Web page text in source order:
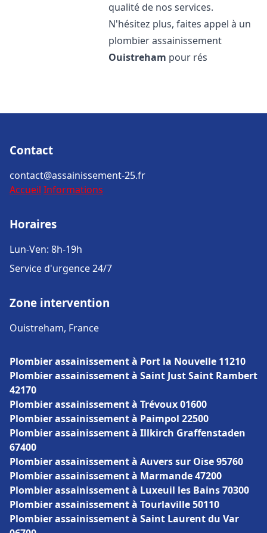
qualité de nos services.
N'hésitez plus, faites appel à un
plombier assainissement
Ouistreham pour rés
Contact
contact@assainissement-25.fr
Accueil Informations
Horaires
Lun-Ven: 8h-19h
Service d'urgence 24/7
Zone intervention
Ouistreham, France
Plombier assainissement à Port la Nouvelle 11210
Plombier assainissement à Saint Just Saint Rambert
42170
Plombier assainissement à Trévoux 01600
Plombier assainissement à Paimpol 22500
Plombier assainissement à Illkirch Graffenstaden
67400
Plombier assainissement à Auvers sur Oise 95760
Plombier assainissement à Marmande 47200
Plombier assainissement à Luxeuil les Bains 70300
Plombier assainissement à Tourlaville 50110
Plombier assainissement à Saint Laurent du Var